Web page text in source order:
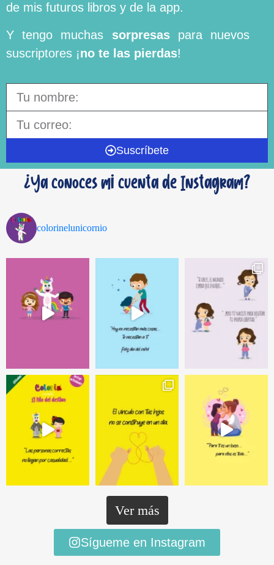
de mis futuros libros y de la app.
Y tengo muchas sorpresaspara nuevos
suscriptores ¡no te las pierdas!
Suscríbete
¿Ya conoces mi cuenta de Instagram?
colorinelunicornio
Ver más
Sígueme en Instagram